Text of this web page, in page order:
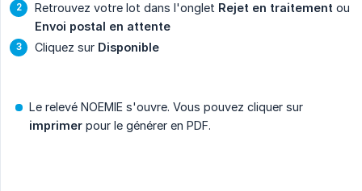
Retrouvez votre lot dans l'onglet Rejet en traitement ou
Envoi postal en attente
Cliquez sur Disponible
Le relevé NOEMIE s'ouvre. Vous pouvez cliquer sur
imprimer pour le générer en PDF.